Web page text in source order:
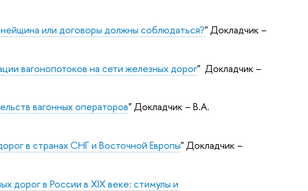
или договоры должны соблюдаться?" Докладчик –
вагонопотоков на сети железных дорог" Докладчик –
вагонных операторов" Докладчик – В.А.
в странах СНГ и Восточной Европы" Докладчик –
дорог в России в XIX веке: стимулы и